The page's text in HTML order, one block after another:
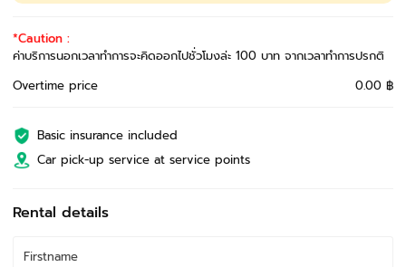
*Caution :
ค่าบริการนอกเวลาทำการจะคิดออกไปชั่วโมงล่ะ 100 บาท จากเวลาทำการปรกติ
Overtime price
0.00 ฿
Basic insurance included
Car pick-up service at service points
Rental details